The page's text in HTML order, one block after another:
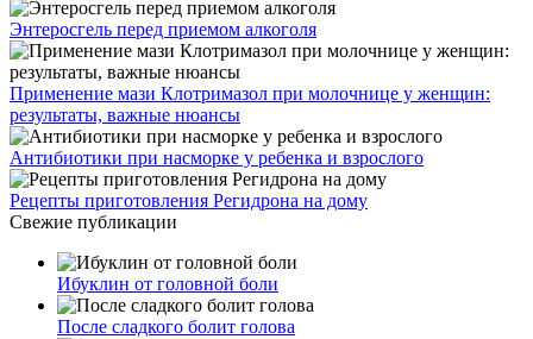
Энтеросгель перед приемом алкоголя
Применение мази Клотримазол при молочнице у женщин:
результаты, важные нюансы
Антибиотики при насморке у ребенка и взрослого
Рецепты приготовления Регидрона на дому
Свежие публикации
Ибуклин от головной боли
После сладкого болит голова